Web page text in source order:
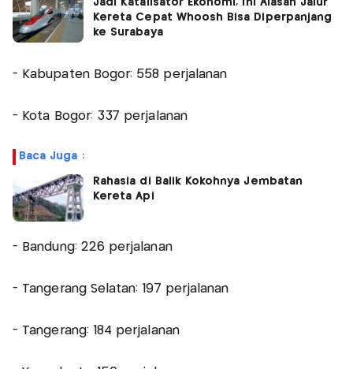
Jadi Katalisator Ekonomi, Ini Alasan Jalur
Kereta Cepat Whoosh Bisa Diperpanjang
ke Surabaya
- Kabupaten Bogor: 558 perjalanan
- ⁠Kota Bogor: 337 perjalanan
Baca Juga :
Rahasia di Balik Kokohnya Jembatan
Kereta Api
- ⁠Bandung: 226 perjalanan
- ⁠Tangerang Selatan: 197 perjalanan
- ⁠Tangerang: 184 perjalanan